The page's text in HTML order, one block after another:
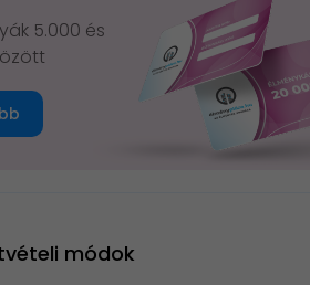
5.000 és
módok